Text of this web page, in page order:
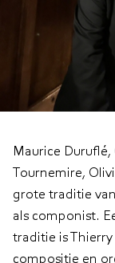
Maurice
Tournemire,
grote traditie
als componist.
traditie is
compositie en